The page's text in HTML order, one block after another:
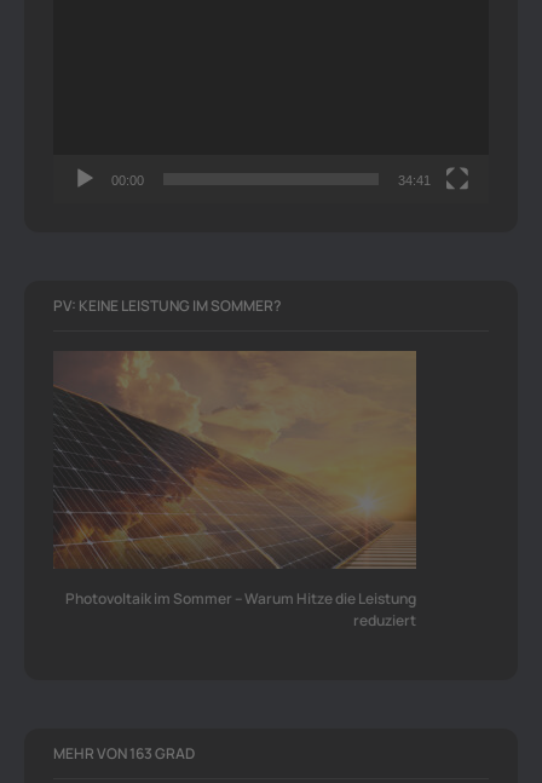
00:00 34:41
PV: KEINE LEISTUNG IM SOMMER?
Photovoltaik im Sommer – Warum Hitze die Leistung
reduziert
MEHR VON 163 GRAD